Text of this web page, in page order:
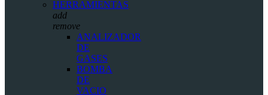
HERRAMIENTAS
add
remove
ANALIZADOR
DE
GASES
BOMBA
DE
VACIO